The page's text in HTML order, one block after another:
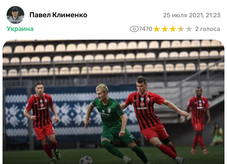
Франция
Украина
ЛЧ
ЛЕ
ЧЕ-2028
Букмекеры
Казино
Павел Клименко
Украина
25 июля 2021, 21:23
7470★★★★★
★★★★★ 2 голоса